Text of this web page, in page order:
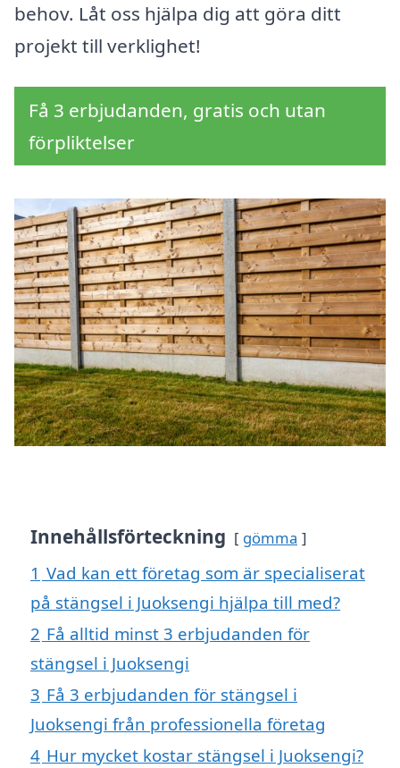
behov. Låt oss hjälpa dig att göra ditt
projekt till verklighet!
Få 3 erbjudanden, gratis och utan
förpliktelser
Innehållsförteckning gömma
1 Vad kan ett företag som är specialiserat
på stängsel i Juoksengi hjälpa till med?
2 Få alltid minst 3 erbjudanden för
stängsel i Juoksengi
3 Få 3 erbjudanden för stängsel i
Juoksengi från professionella företag
4 Hur mycket kostar stängsel i Juoksengi?